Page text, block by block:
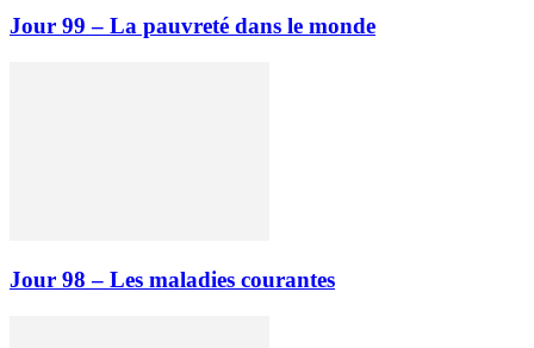
Jour 99 – La pauvreté dans le monde
Jour 98 – Les maladies courantes